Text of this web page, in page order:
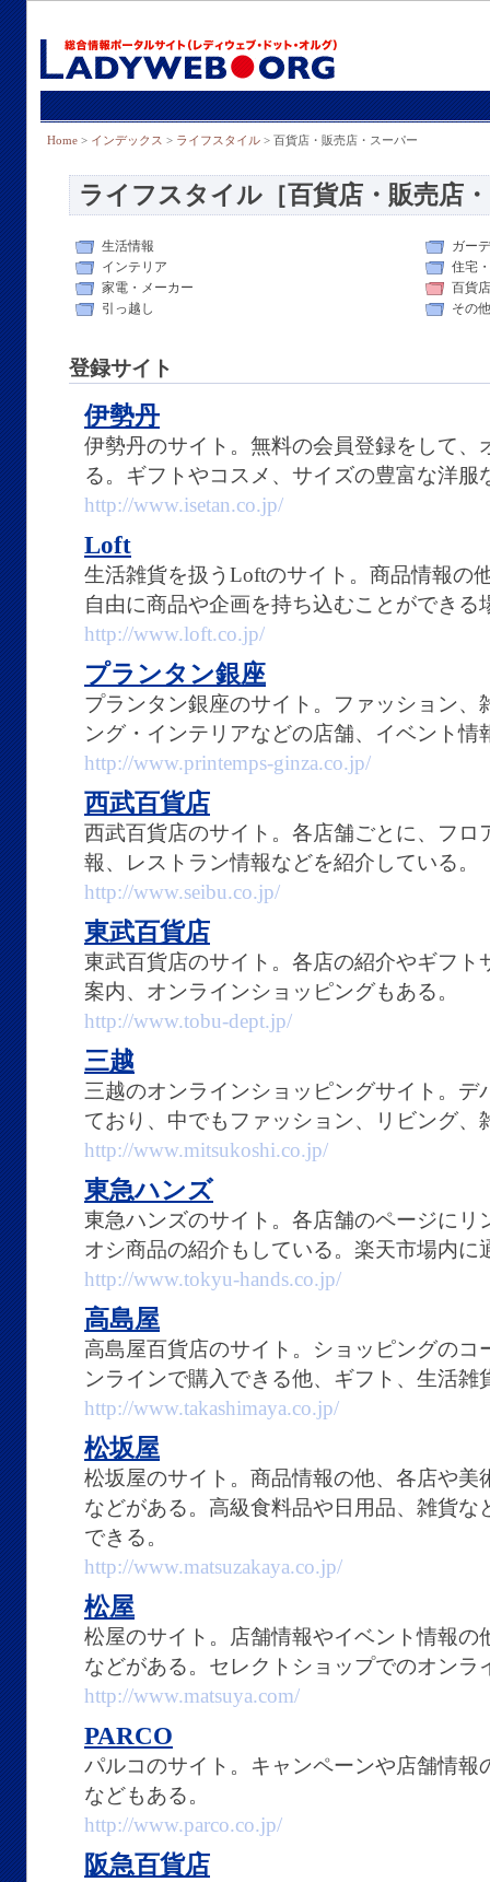
Home > インデックス > ライフスタイル > 百貨店・販売店・スーパー
ライフスタイル［百貨店・販売店
生活情報
ガー
インテリア
住宅
家電・メーカー
百貨
引っ越し
その他
登録サイト
伊勢丹
伊勢丹のサイト。無料の会員登録をして、
る。ギフトやコスメ、サイズの豊富な洋
http://www.isetan.co.jp/
Loft
生活雑貨を扱うLoftのサイト。商品情報の
自由に商品や企画を持ち込むことができる
http://www.loft.co.jp/
プランタン銀座
プランタン銀座のサイト。ファッション
ング・インテリアなどの店舗、イベント
http://www.printemps-ginza.co.jp/
西武百貨店
西武百貨店のサイト。各店舗ごとに、フロ
報、レストラン情報などを紹介している。
http://www.seibu.co.jp/
東武百貨店
東武百貨店のサイト。各店の紹介やギフト
案内、オンラインショッピングもある。
http://www.tobu-dept.jp/
三越
三越のオンラインショッピングサイト。
ており、中でもファッション、リビング、
http://www.mitsukoshi.co.jp/
東急ハンズ
東急ハンズのサイト。各店舗のページにリ
オシ商品の紹介もしている。楽天市場内に
http://www.tokyu-hands.co.jp/
高島屋
高島屋百貨店のサイト。ショッピングの
ンラインで購入できる他、ギフト、生活
http://www.takashimaya.co.jp/
松坂屋
松坂屋のサイト。商品情報の他、各店や美
などがある。高級食料品や日用品、雑貨
できる。
http://www.matsuzakaya.co.jp/
松屋
松屋のサイト。店舗情報やイベント情報の
などがある。セレクトショップでのオンラ
http://www.matsuya.com/
PARCO
パルコのサイト。キャンペーンや店舗情報
などもある。
http://www.parco.co.jp/
阪急百貨店